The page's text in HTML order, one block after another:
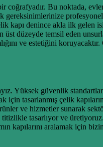
coğrafyadır. Bu noktada,
kapı denince akla ilk
üst düzeyde temsil eden
ve estetiğini koruyacaktır.
Yüksek güvenlik
tasarlanmış çelik
ve hizmetler sunarak
tasarlıyor ve
kapılarını aralamak için